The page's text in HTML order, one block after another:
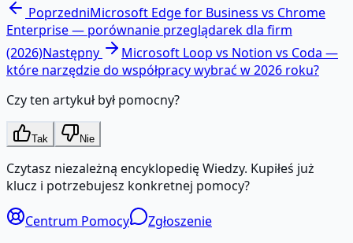
PoprzedniMicrosoft Edge for Business vs Chrome
Enterprise — porównanie przeglądarek dla firm
(2026)Następny
Microsoft Loop vs Notion vs Coda —
które narzędzie do współpracy wybrać w 2026 roku?
Czy ten artykuł był pomocny?
Tak Nie
Czytasz niezależną encyklopedię Wiedzy. Kupiłeś już
klucz i potrzebujesz konkretnej pomocy?
Centrum Pomocy Zgłoszenie